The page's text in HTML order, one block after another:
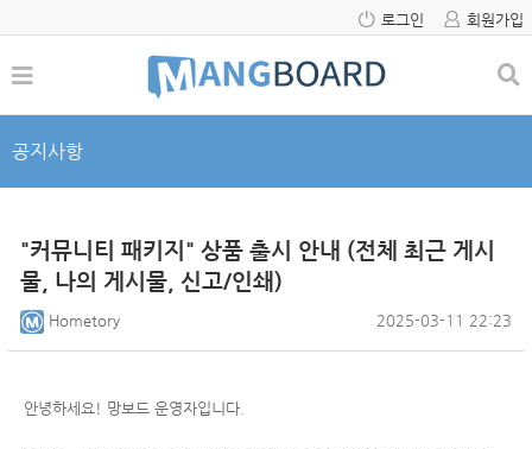
로그인 회원가입
공지사항
"커뮤니티 패키지" 상품 출시 안내 (전체 최근 게시
물, 나의 게시물, 신고/인쇄)
Hometory 2025-03-11 22:23
안녕하세요! 망보드 운영자입니다.